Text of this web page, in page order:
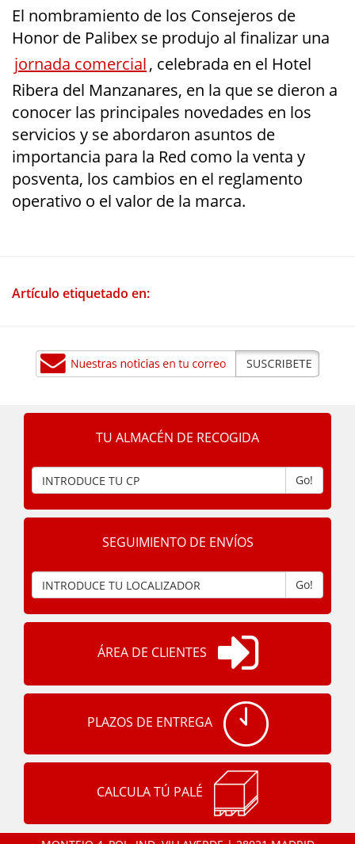
El nombramiento de los Consejeros de
Honor de Palibex se produjo al finalizar una
jornada comercial, celebrada en el Hotel
Ribera del Manzanares, en la que se dieron a
conocer las principales novedades en los
servicios y se abordaron asuntos de
importancia para la Red como la venta y
posventa, los cambios en el reglamento
operativo o el valor de la marca.
Artículo etiquetado en:
TU ALMACÉN DE RECOGIDA
Go!
SEGUIMIENTO DE ENVÍOS
Go!
ÁREA DE CLIENTES
PLAZOS DE ENTREGA
CALCULA TÚ PALÉ